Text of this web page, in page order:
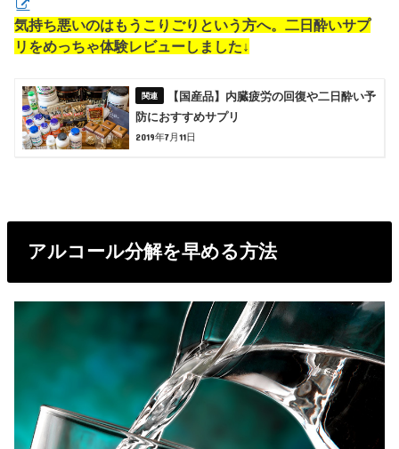
気持ち悪いのはもうこりごりという方へ。二日酔いサプ
リをめっちゃ体験レビューしました↓
【国産品】内臓疲労の回復や二日酔い予
防におすすめサプリ
2019年7月11日
アルコール分解を早める方法